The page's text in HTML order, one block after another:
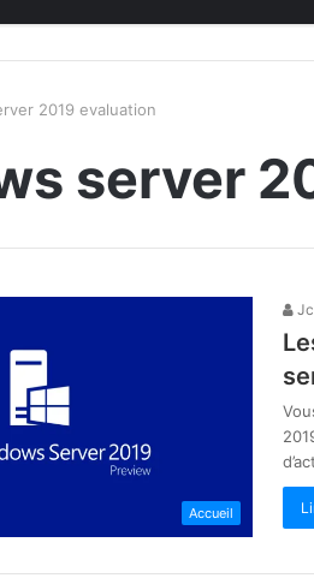
2019 evaluation
server
Accueil